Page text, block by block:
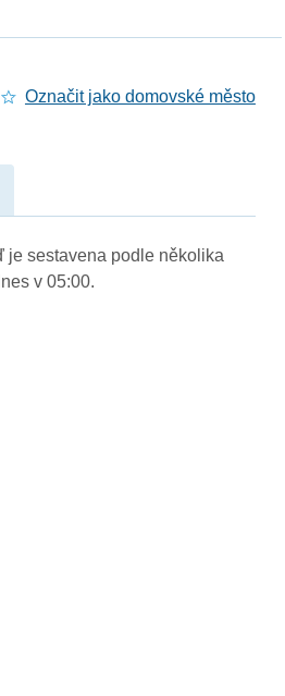
Označit jako domovské město
je sestavena podle několika
v 05:00.